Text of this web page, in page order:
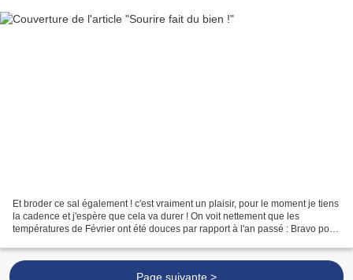
Et broder ce sal également ! c'est vraiment un plaisir, pour le moment je tiens
la cadence et j'espère que cela va durer ! On voit nettement que les
températures de Février ont été douces par rapport à l'an passé : Bravo pour
Page suivante >